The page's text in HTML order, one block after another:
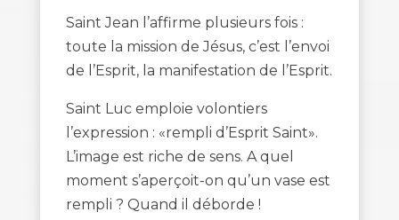
Saint Jean l’affirme plusieurs fois :
toute la mission de Jésus, c’est l’envoi
de l’Esprit, la manifestation de l’Esprit.
Saint Luc emploie volontiers
l’expression : «rempli d’Esprit Saint».
L’image est riche de sens. A quel
moment s’aperçoit-on qu’un vase est
rempli ? Quand il déborde !